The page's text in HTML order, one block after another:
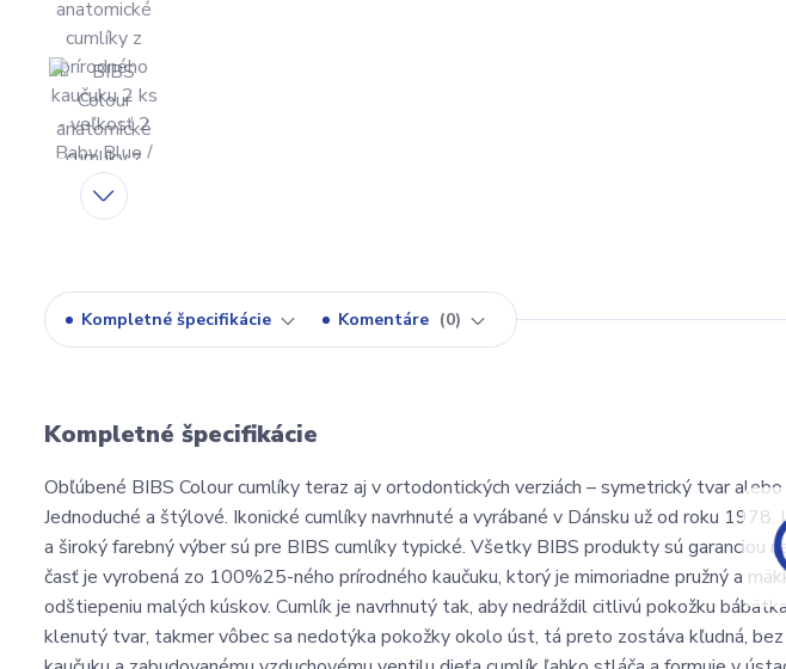
Kompletné špecifikácie Komentáre 0
Kompletné špecifikácie
Obľúbené BIBS Colour cumlíky teraz aj v ortodontických verziách – symetrický tvar
Jednoduché a štýlové. Ikonické cumlíky navrhnuté a vyrábané v Dánsku už od roku 1978.
a široký farebný výber sú pre BIBS cumlíky typické. Všetky BIBS produkty sú garanciou
časť je vyrobená zo 100%25-ného prírodného kaučuku, ktorý je mimoriadne pružný a
odštiepeniu malých kúskov. Cumlík je navrhnutý tak, aby nedráždil citlivú pokožku
klenutý tvar, takmer vôbec sa nedotýka pokožky okolo úst, tá preto zostáva kľudná,